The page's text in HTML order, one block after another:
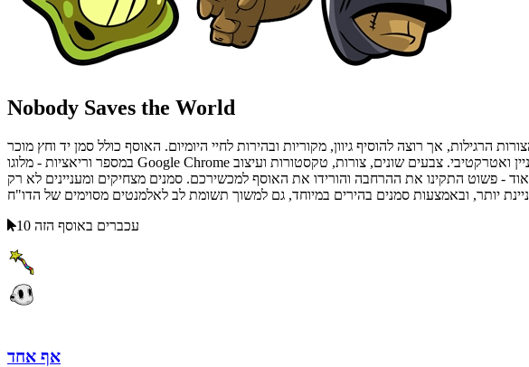
Nobody Saves the World
אך רוצה להוסיף גיוון, מקוריות ובהירות לחיי היומיום. האוסף כולל סמן יד וחץ מוכר
במספר וריאציות - מלוגו Google Chrome ועד לאימוג'ים, תמצאו כאן אפילו דרקון שנשכח מזמן עם קקטוסים ונוסטלגיה. אנחנו מוכיחים כי סמן סטנדרטי יכול להיות גם מעניין ואטרקטיבי. צבעים שונים, צורות, טקסטורות ועיצוב
- פשוט התקינו את ההרחבה והורידו את האוסף למכשירכם. סמנים מצחיקים ומעניינים לא רק
10 עכברים באוסף הזה
אף אחד